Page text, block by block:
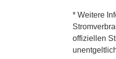
* Weitere
offiziellen